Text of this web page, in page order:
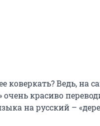
коверкать? Ведь, на
очень красиво
на русский –